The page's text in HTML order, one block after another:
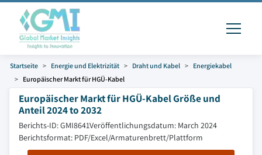
Startseite Energie und Elektrizität Draht und Kabel
Energiekabel
Europäischer Markt für HGÜ-Kabel
Europäischer Markt für HGÜ-Kabel Größe und
Anteil 2024 to 2032
Berichts-ID: GMI8641Veröffentlichungsdatum: March 2024
Berichtsformat: PDF/Excel/Armaturenbrett/Plattform